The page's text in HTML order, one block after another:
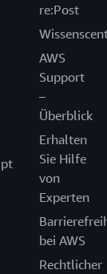
re:Post
AWS
Support
–
Überblick
Erhalten
Sie Hilfe
von
Experten
bei AWS
Rechtlicher